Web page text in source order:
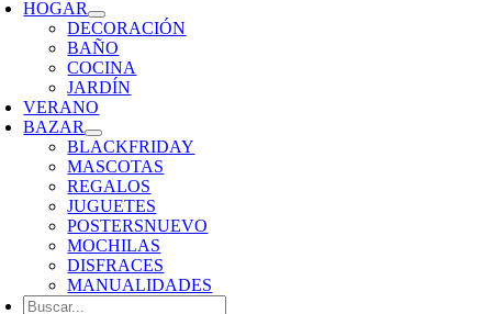
HOGAR
DECORACIÓN
BAÑO
COCINA
JARDÍN
VERANO
BAZAR
BLACKFRIDAY
MASCOTAS
REGALOS
JUGUETES
POSTERSNUEVO
MOCHILAS
DISFRACES
MANUALIDADES
Buscar: